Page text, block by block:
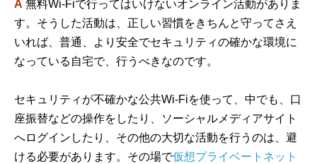
A 無料Wi-Fiで行ってはいけないオンライン活動がありま
す。そうした活動は、正しい習慣をきちんと守ってさえ
いれば、普通、より安全でセキュリティの確かな環境に
なっている自宅で、行うべきなのです。
セキュリティが不確かな公共Wi-Fiを使って、中でも、口
座振替などの操作をしたり、ソーシャルメディアサイト
へログインしたり、その他の大切な活動を行うのは、避
ける必要があります。その場で仮想プライベートネット